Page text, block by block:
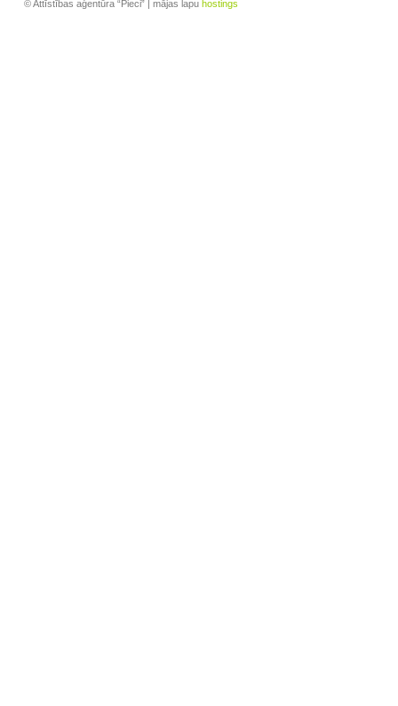
© Attīstības aģentūra “Pieci” | mājas lapu hostings